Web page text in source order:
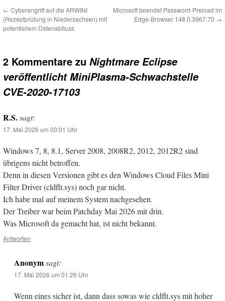
← Cyberangriff auf die ARWINI
(Rezeptprüfung in Niedersachsen) mit
potentiellem Datenabfluss
Microsoft beendet Password-Preload im
Edge-Browser 148.0.3967.70 →
2 Kommentare zu Nightmare Eclipse
veröffentlicht MiniPlasma-Schwachstelle
CVE-2020-17103
R.S.sagt:
17. Mai 2026 um 00:01 Uhr
Windows 7, 8, 8.1, Server 2008, 2008R2, 2012, 2012R2 sind
übrigens nicht betroffen.
Denn in diesen Versionen gibt es den Windows Cloud Files Mini
Filter Driver (cldflt.sys) noch gar nicht.
Ich habe mal auf meinem System nachgesehen.
Der Treiber war beim Patchday Mai 2026 mit drin.
Was Microsoft da gemacht hat, ist nicht bekannt.
Antworten
Anonym sagt:
17. Mai 2026 um 01:26 Uhr
Wenn eines sicher ist, dann dass sowas wie cldflt.sys mit hoher